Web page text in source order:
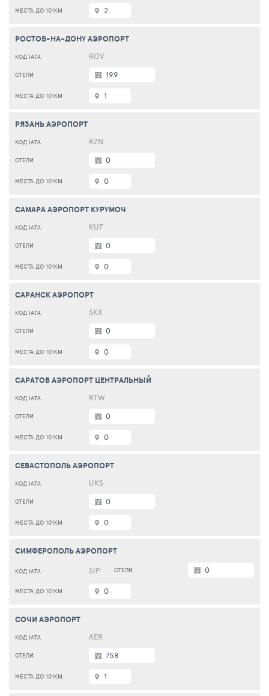
2
РОСТОВ-НА-ДОНУ АЭРОПОРТ
ROV
199
1
РЯЗАНЬ АЭРОПОРТ
RZN
0
0
САМАРА АЭРОПОРТ КУРУМОЧ
KUF
0
0
САРАНСК АЭРОПОРТ
SKX
0
0
САРАТОВ АЭРОПОРТ ЦЕНТРАЛЬНЫЙ
RTW
0
0
СЕВАСТОПОЛЬ АЭРОПОРТ
UKS
0
0
СИМФЕРОПОЛЬ АЭРОПОРТ
SIP
0
0
СОЧИ АЭРОПОРТ
AER
758
1